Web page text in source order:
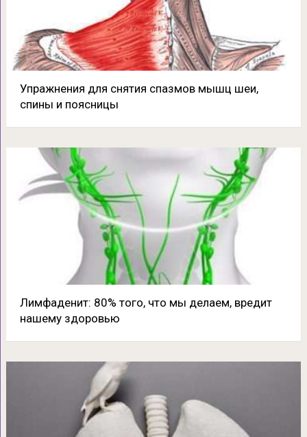
Упражнения для снятия спазмов мышц шеи,
спины и поясницы
Лимфаденит: 80% того, что мы делаем, вредит
нашему здоровью